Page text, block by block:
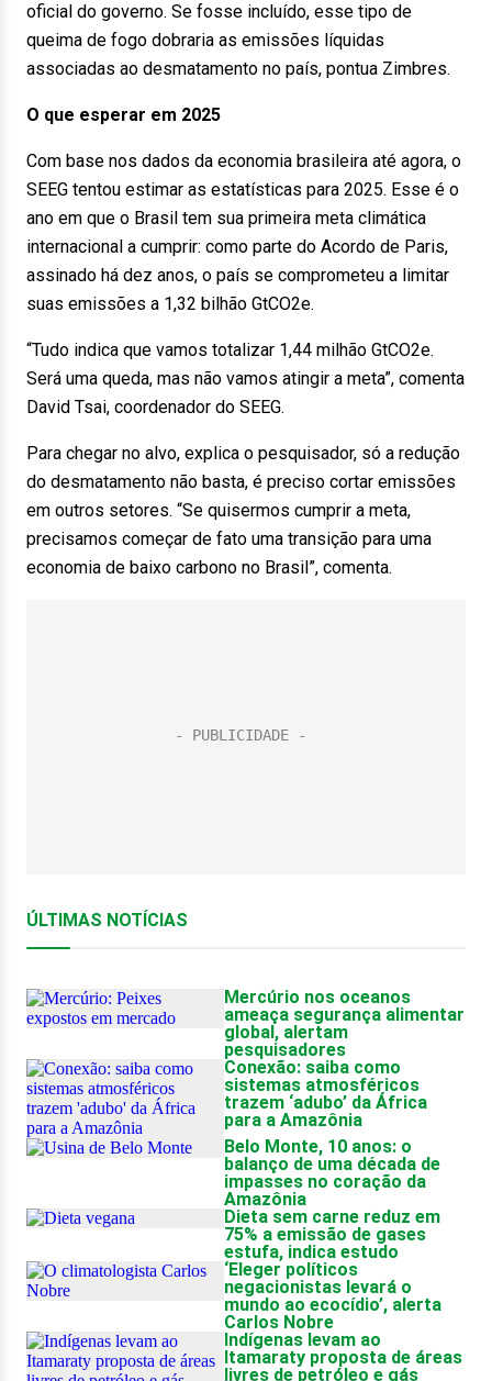
oficial do governo. Se fosse incluído, esse tipo de
queima de fogo dobraria as emissões líquidas
associadas ao desmatamento no país, pontua Zimbres.
O que esperar em 2025
Com base nos dados da economia brasileira até agora, o
SEEG tentou estimar as estatísticas para 2025. Esse é o
ano em que o Brasil tem sua primeira meta climática
internacional a cumprir: como parte do Acordo de Paris,
assinado há dez anos, o país se comprometeu a limitar
suas emissões a 1,32 bilhão GtCO2e.
“Tudo indica que vamos totalizar 1,44 milhão GtCO2e.
Será uma queda, mas não vamos atingir a meta”, comenta
David Tsai, coordenador do SEEG.
Para chegar no alvo, explica o pesquisador, só a redução
do desmatamento não basta, é preciso cortar emissões
em outros setores. “Se quisermos cumprir a meta,
precisamos começar de fato uma transição para uma
economia de baixo carbono no Brasil”, comenta.